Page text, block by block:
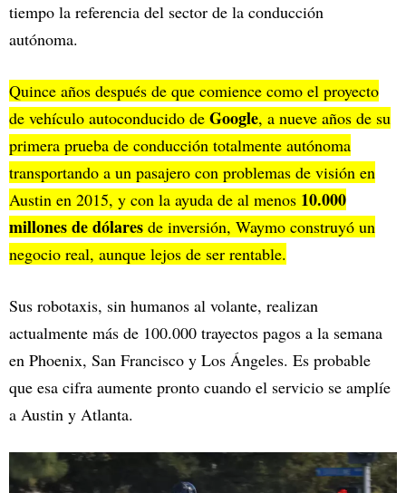
tiempo la referencia del sector de la conducción
autónoma.
Quince años después de que comience como el proyecto
de vehículo autoconducido de Google, a nueve años de su
primera prueba de conducción totalmente autónoma
transportando a un pasajero con problemas de visión en
Austin en 2015, y con la ayuda de al menos 10.000
millones de dólares de inversión, Waymo construyó un
negocio real, aunque lejos de ser rentable.
Sus robotaxis, sin humanos al volante, realizan
actualmente más de 100.000 trayectos pagos a la semana
en Phoenix, San Francisco y Los Ángeles. Es probable
que esa cifra aumente pronto cuando el servicio se amplíe
a Austin y Atlanta.